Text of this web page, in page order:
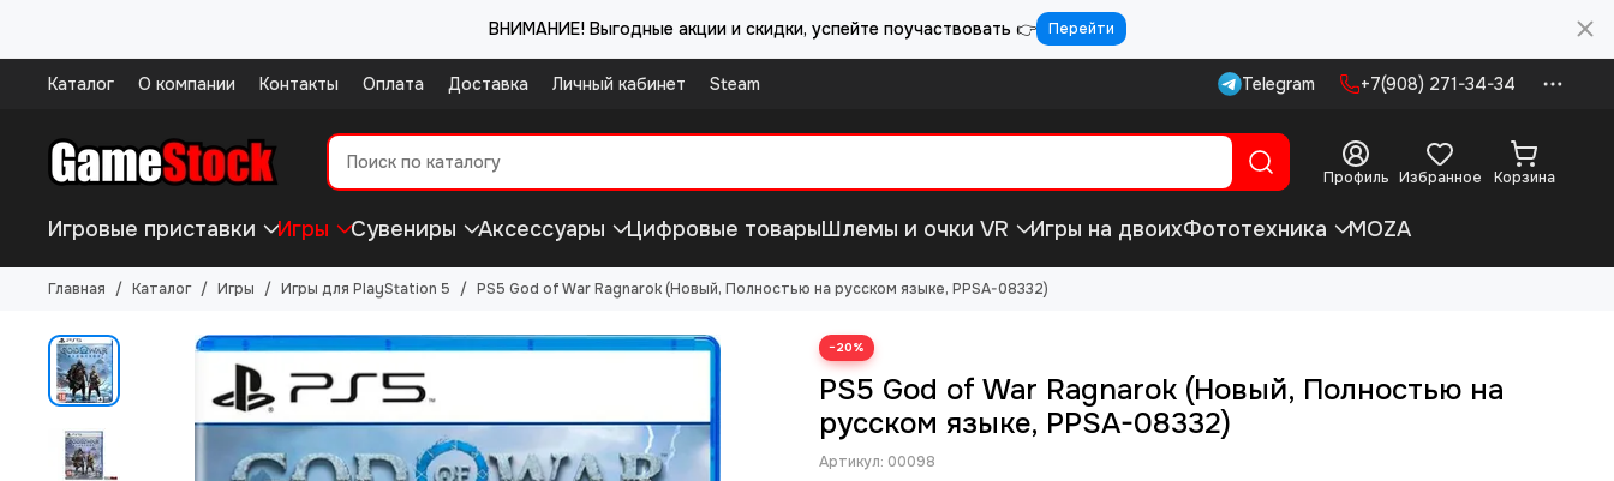
ВНИМАНИЕ! Выгодные акции и скидки, успейте поучаствовать 👉 Перейти
Каталог О компании Контакты Оплата Доставка Личный кабинет Steam Telegram +7(908) 271-34-34
Профиль Избранное Корзина
Игровые приставки Игры Сувениры Аксессуары Цифровые товарыШлемы и очки VR Игры на двоихФототехника MOZA
Главная Каталог Игры Игры для PlayStation 5 PS5 God of War Ragnarok (Новый, Полностью на русском языке, PPSA-08332)
−20%
PS5 God of War Ragnarok (Новый, Полностью на
русском языке, PPSA-08332)
Артикул: 00098